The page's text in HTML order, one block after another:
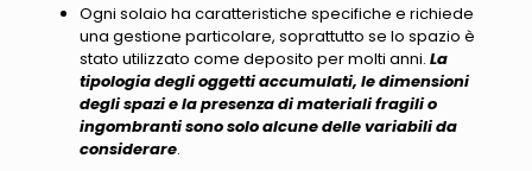
Ogni solaio ha caratteristiche specifiche e richiede
una gestione particolare, soprattutto se lo spazio è
stato utilizzato come deposito per molti anni. La
tipologia degli oggetti accumulati, le dimensioni
degli spazi e la presenza di materiali fragili o
ingombranti sono solo alcune delle variabili da
considerare.